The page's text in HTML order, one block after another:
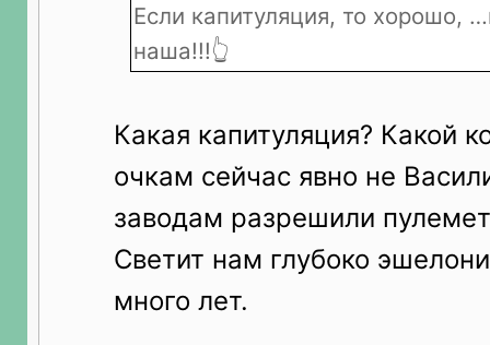
Если капитуляция, то хорошо,
наша!!!👆
Какая капитуляция? Какой
очкам сейчас явно не
заводам разрешили
Светит нам глубоко
много лет.